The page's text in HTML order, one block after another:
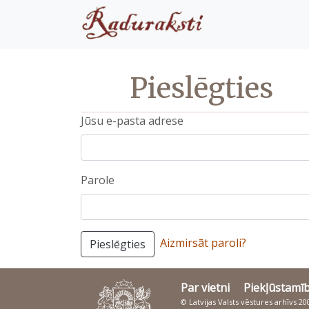
Pieslēgties
Jūsu e-pasta adrese
Parole
Pieslēgties Aizmirsāt paroli?
Par vietni
© Latvijas Valsts vēstures arhīvs